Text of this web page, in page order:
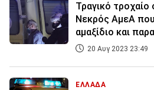
Τραγικό τροχαίο
Νεκρός ΑμεΑ
αμαξίδιο και
20 Αυγ 2023 23:49
ΕΛΛΑΔΑ